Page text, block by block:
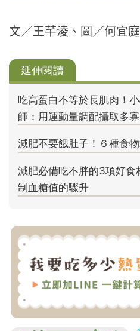
文／王芊淩、圖／何宜庭